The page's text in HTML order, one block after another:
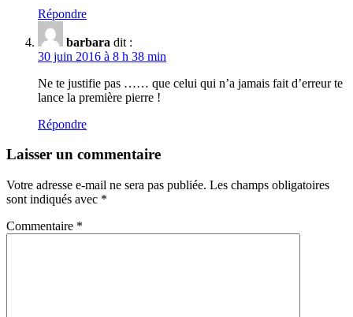
Répondre
barbara dit :
30 juin 2016 à 8 h 38 min
Ne te justifie pas …… que celui qui n’a jamais fait d’erreur te
lance la première pierre !
Répondre
Laisser un commentaire
Votre adresse e-mail ne sera pas publiée. Les champs obligatoires
sont indiqués avec *
Commentaire *